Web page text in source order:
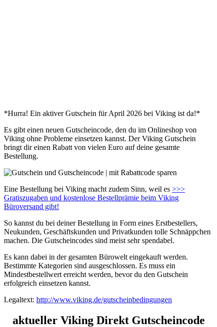
*Hurra! Ein aktiver Gutschein für April 2026 bei Viking ist da!*
Es gibt einen neuen Gutscheincode, den du im Onlineshop von
Viking ohne Probleme einsetzen kannst. Der Viking Gutschein
bringt dir einen Rabatt von vielen Euro auf deine gesamte
Bestellung.
Eine Bestellung bei Viking macht zudem Sinn, weil es >>>
Gratiszugaben und kostenlose Bestellprämie beim Viking
Büroversand gibt!
So kannst du bei deiner Bestellung in Form eines Erstbestellers,
Neukunden, Geschäftskunden und Privatkunden tolle Schnäppchen
machen. Die Gutscheincodes sind meist sehr spendabel.
Es kann dabei in der gesamten Bürowelt eingekauft werden.
Bestimmte Kategorien sind ausgeschlossen. Es muss ein
Mindestbestellwert erreicht werden, bevor du den Gutschein
erfolgreich einsetzen kannst.
Legaltext: http://www.viking.de/gutscheinbedingungen
aktueller Viking Direkt Gutscheincode